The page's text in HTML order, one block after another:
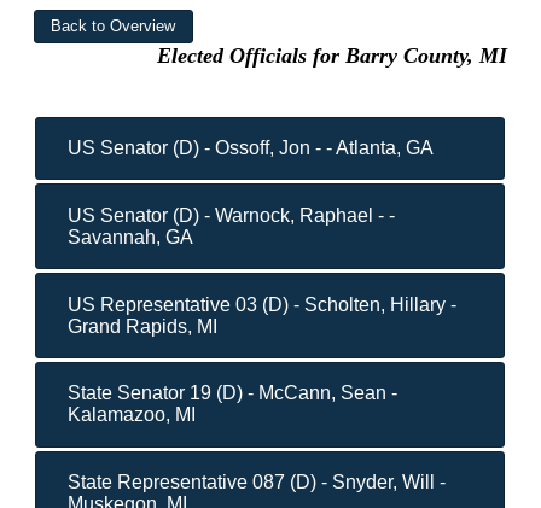
Elected Officials for Barry County, MI
US Senator (D) - Ossoff, Jon - - Atlanta, GA
US Senator (D) - Warnock, Raphael - -
Savannah, GA
US Representative 03 (D) - Scholten, Hillary -
Grand Rapids, MI
State Senator 19 (D) - McCann, Sean -
Kalamazoo, MI
State Representative 087 (D) - Snyder, Will -